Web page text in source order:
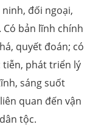
đối ngoại,
bản lĩnh chính
quyết đoán; có
phát triển lý
sáng suốt
quan đến vận
tộc.